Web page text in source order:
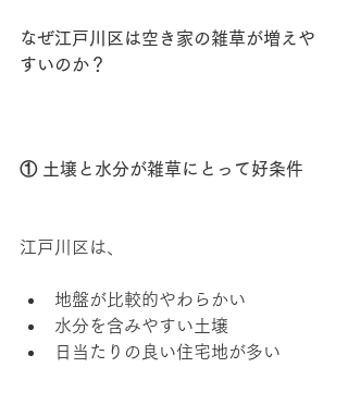
なぜ江戸川区は空き家の雑草が増えや
すいのか？
① 土壌と水分が雑草にとって好条件
江戸川区は、
地盤が比較的やわらかい
水分を含みやすい土壌
日当たりの良い住宅地が多い